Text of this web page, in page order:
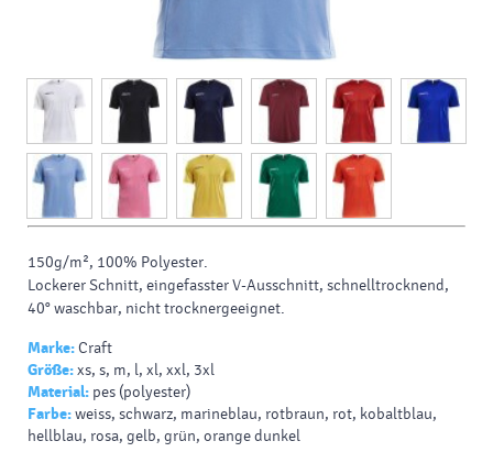
150g/m², 100% Polyester.
Lockerer Schnitt, eingefasster V-Ausschnitt, schnelltrocknend,
40° waschbar, nicht trocknergeeignet.
Marke:Craft
Größe:xs, s, m, l, xl, xxl, 3xl
Material: pes (polyester)
Farbe:weiss, schwarz, marineblau, rotbraun, rot, kobaltblau,
hellblau, rosa, gelb, grün, orange dunkel